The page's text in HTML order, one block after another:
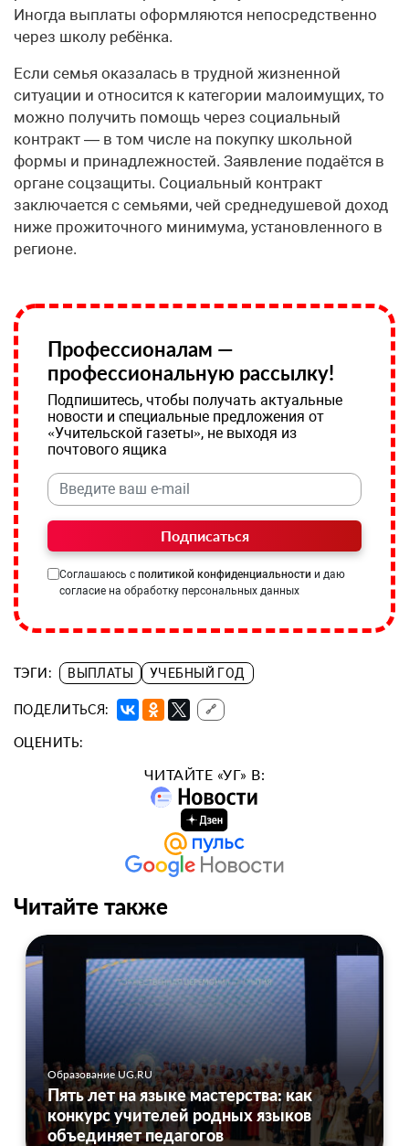
Иногда выплаты оформляются непосредственно
через школу ребёнка.
Если семья оказалась в трудной жизненной
ситуации и относится к категории малоимущих, то
можно получить помощь через социальный
контракт — в том числе на покупку школьной
формы и принадлежностей. Заявление подаётся в
органе соцзащиты. Социальный контракт
заключается с семьями, чей среднедушевой доход
ниже прожиточного минимума, установленного в
регионе.
Профессионалам —
профессиональную рассылку!
Подпишитесь, чтобы получать актуальные
новости и специальные предложения от
«Учительской газеты», не выходя из
почтового ящика
Подписаться
Соглашаюсь с политикой конфиденциальности и даю
согласие на обработку персональных данных
ТЭГИ: ВЫПЛАТЫ УЧЕБНЫЙ ГОД
ПОДЕЛИТЬСЯ: 🔗
ОЦЕНИТЬ:
ЧИТАЙТЕ «УГ» В:
Читайте также
Образование UG.RU
Пять лет на языке мастерства: как
конкурс учителей родных языков
объединяет педагогов